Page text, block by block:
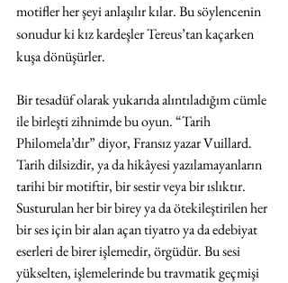
motifler her şeyi anlaşılır kılar. Bu söylencenin
sonudur ki kız kardeşler Tereus’tan kaçarken
kuşa dönüşürler.
Bir tesadüf olarak yukarıda alıntıladığım cümle
ile birleşti zihnimde bu oyun. “Tarih
Philomela’dır” diyor, Fransız yazar Vuillard.
Tarih dilsizdir, ya da hikâyesi yazılamayanların
tarihi bir motiftir, bir sestir veya bir ıslıktır.
Susturulan her bir birey ya da ötekileştirilen her
bir ses için bir alan açan tiyatro ya da edebiyat
eserleri de birer işlemedir, örgüdür. Bu sesi
yükselten, işlemelerinde bu travmatik geçmişi